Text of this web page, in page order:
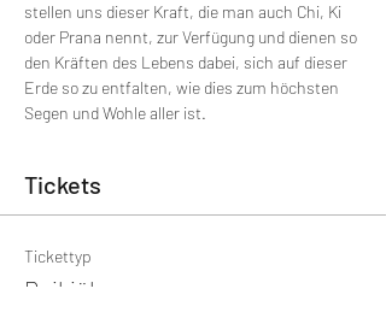
stellen uns dieser Kraft, die man auch Chi, Ki
oder Prana nennt, zur Verfügung und dienen so
den Kräften des Lebens dabei, sich auf dieser
Erde so zu entfalten, wie dies zum höchsten
Segen und Wohle aller ist.
Tickets
Tickettyp
Reikiübungsgruppe